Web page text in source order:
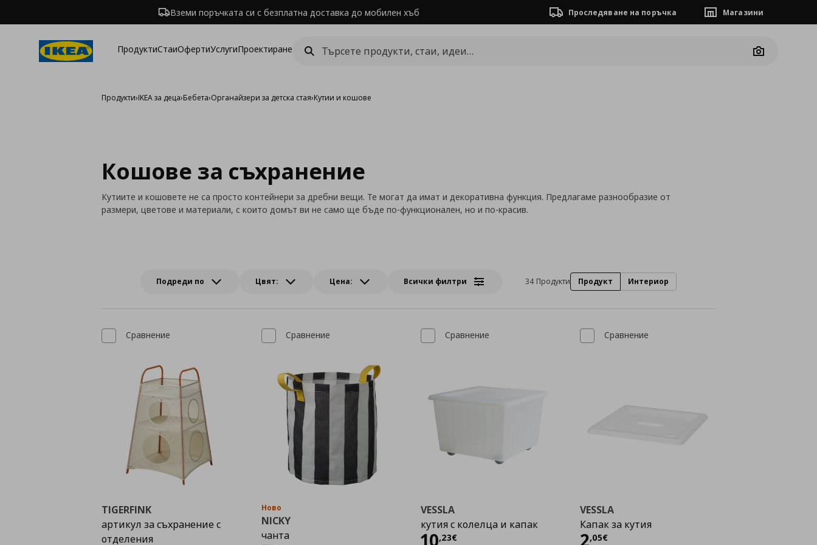
Вземи поръчката си с безплатна доставка до мобилен хъб Проследяване на поръчка Магазини
ПродуктиСтаиОфертиУслугиПроектиране
Camera
Продукти›IKEA за деца›Бебета›Органайзери за детска стая›Кутии и кошове
Кошове за съхранение
Кутиите и кошовете не са просто контейнери за дребни вещи. Те могат да имат и декоративна функция. Предлагаме разнообразие от
размери, цветове и материали, с които домът ви не само ще бъде по-функционален, но и по-красив.
Подреди по Цвят: Цена: Всички филтри 34 Продукти Продукт Интериор
Сравнение
TIGERFINK
артикул за съхранение с
отделения
Сравнение
Ново
NICKY
чанта
Сравнение
VESSLA
кутия с колелца и капак
10,23€
Цена
Сравнение
VESSLA
Капак за кутия
2,05€
Цена